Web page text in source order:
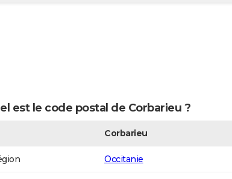
est le code postal de Corbarieu ?
Corbarieu
Occitanie